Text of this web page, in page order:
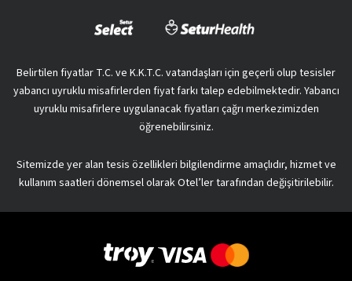
Belirtilen fiyatlar T.C. ve K.K.T.C. vatandaşları için geçerli olup tesisler
yabancı uyruklu misafirlerden fiyat farkı talep edebilmektedir. Yabancı
uyruklu misafirlere uygulanacak fiyatları çağrı merkezimizden
öğrenebilirsiniz.
Sitemizde yer alan tesis özellikleri bilgilendirme amaçlıdır, hizmet ve
kullanım saatleri dönemsel olarak Otel’ler tarafından değişitirilebilir.